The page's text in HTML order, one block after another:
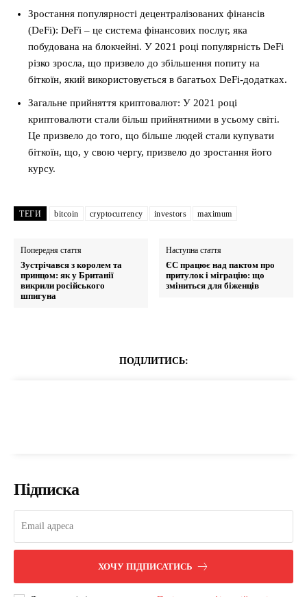
Зростання популярності децентралізованих фінансів
(DeFi): DeFi – це система фінансових послуг, яка
побудована на блокчейні. У 2021 році популярність DeFi
різко зросла, що призвело до збільшення попиту на
біткоїн, який використовується в багатьох DeFi-додатках.
Загальне прийняття криптовалют: У 2021 році
криптовалюти стали більш прийнятними в усьому світі.
Це призвело до того, що більше людей стали купувати
біткоїн, що, у свою чергу, призвело до зростання його
курсу.
ТЕГИ bitcoin cryptocurrency investors maximum
Попередня стаття
Зустрічався з королем та
принцом: як у Британії
викрили російського
шпигуна
Наступна стаття
ЄС працює над пактом про
притулок і міграцію: що
зміниться для біженців
ПОДІЛИТИСЬ:
Підписка
ХОЧУ ПІДПИСАТИСЬ